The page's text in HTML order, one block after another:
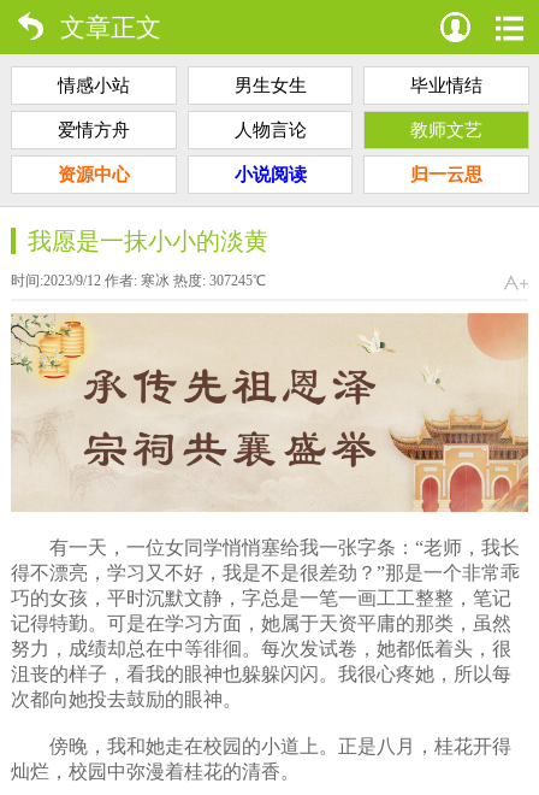
文章正文
情感小站 男生女生 毕业情结
爱情方舟 人物言论 教师文艺
资源中心 小说阅读 归一云思
我愿是一抹小小的淡黄
时间:2023/9/12 作者: 寒冰热度: 307245℃
有一天，一位女同学悄悄塞给我一张字条：“老师，我长
得不漂亮，学习又不好，我是不是很差劲？”那是一个非常乖
巧的女孩，平时沉默文静，字总是一笔一画工工整整，笔记
记得特勤。可是在学习方面，她属于天资平庸的那类，虽然
努力，成绩却总在中等徘徊。每次发试卷，她都低着头，很
沮丧的样子，看我的眼神也躲躲闪闪。我很心疼她，所以每
次都向她投去鼓励的眼神。
傍晚，我和她走在校园的小道上。正是八月，桂花开得
灿烂，校园中弥漫着桂花的清香。